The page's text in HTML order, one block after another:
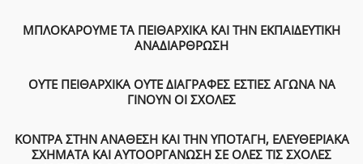
ΜΠΛΟΚΑΡΟΥΜΕ ΤΑ ΠΕΙΘΑΡΧΙΚΑ ΚΑΙ ΤΗΝ ΕΚΠΑΙΔΕΥΤΙΚΗ
ΑΝΑΔΙΑΡΘΡΩΣΗ
ΟΥΤΕ ΠΕΙΘΑΡΧΙΚΑ ΟΥΤΕ ΔΙΑΓΡΑΦΕΣ ΕΣΤΙΕΣ ΑΓΩΝΑ ΝΑ
ΓΙΝΟΥΝ ΟΙ ΣΧΟΛΕΣ
ΚΟΝΤΡΑ ΣΤΗΝ ΑΝΑΘΕΣΗ ΚΑΙ ΤΗΝ ΥΠΟΤΑΓΗ, ΕΛΕΥΘΕΡΙΑΚΑ
ΣΧΗΜΑΤΑ ΚΑΙ ΑΥΤΟΟΡΓΑΝΩΣΗ ΣΕ ΟΛΕΣ ΤΙΣ ΣΧΟΛΕΣ